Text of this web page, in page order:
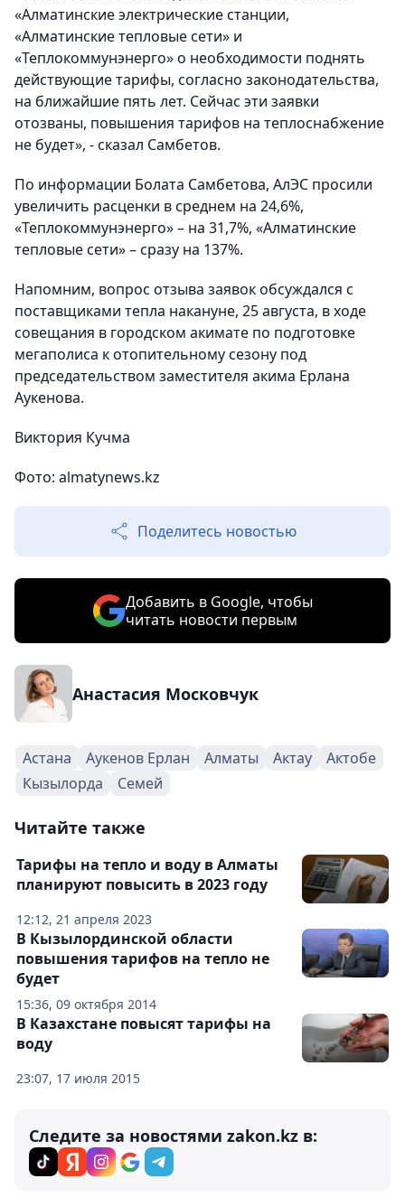
«Алматинские электрические станции,
«Алматинские тепловые сети» и
«Теплокоммунэнерго» о необходимости поднять
действующие тарифы, согласно законодательства,
на ближайшие пять лет. Сейчас эти заявки
отозваны, повышения тарифов на теплоснабжение
не будет», - сказал Самбетов.
По информации Болата Самбетова, АлЭС просили
увеличить расценки в среднем на 24,6%,
«Теплокоммунэнерго» – на 31,7%, «Алматинские
тепловые сети» – сразу на 137%.
Напомним, вопрос отзыва заявок обсуждался с
поставщиками тепла накануне, 25 августа, в ходе
совещания в городском акимате по подготовке
мегаполиса к отопительному сезону под
председательством заместителя акима Ерлана
Аукенова.
Виктория Кучма
Фото: almatynews.kz
Поделитесь новостью
Добавить в Google, чтобы
читать новости первым
Анастасия Московчук
Астана Аукенов Ерлан Алматы Актау
Актобе
Кызылорда
Семей
Читайте также
12:12, 21 апреля 2023
Тарифы на тепло и воду в Алматы
планируют повысить в 2023 году
15:36, 09 октября 2014
В Кызылординской области
повышения тарифов на тепло не
будет
23:07, 17 июля 2015
В Казахстане повысят тарифы на
воду
Следите за новостями zakon.kz в: